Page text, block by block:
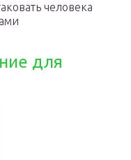
человека
для